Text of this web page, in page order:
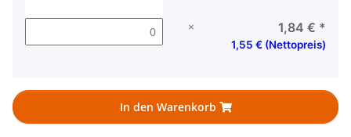
× 1,84 € *
1,55 € (Nettopreis)
In den Warenkorb